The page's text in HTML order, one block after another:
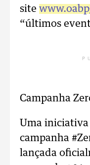
site
“últimos
Campanha
Uma iniciativa
campanha
lançada